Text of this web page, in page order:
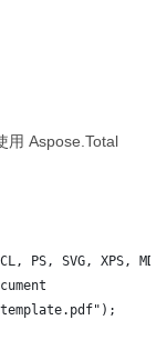
用 Aspose.Total
PS, SVG, XPS,